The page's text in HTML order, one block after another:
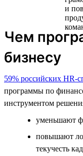
Чем
бизнесу
59% российских HR-
программы по
инструментом
уменьшают
повышают
текучесть